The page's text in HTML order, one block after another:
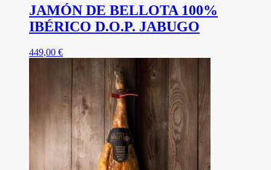
JAMÓN DE BELLOTA 100%
IBÉRICO D.O.P. JABUGO
449,00 €